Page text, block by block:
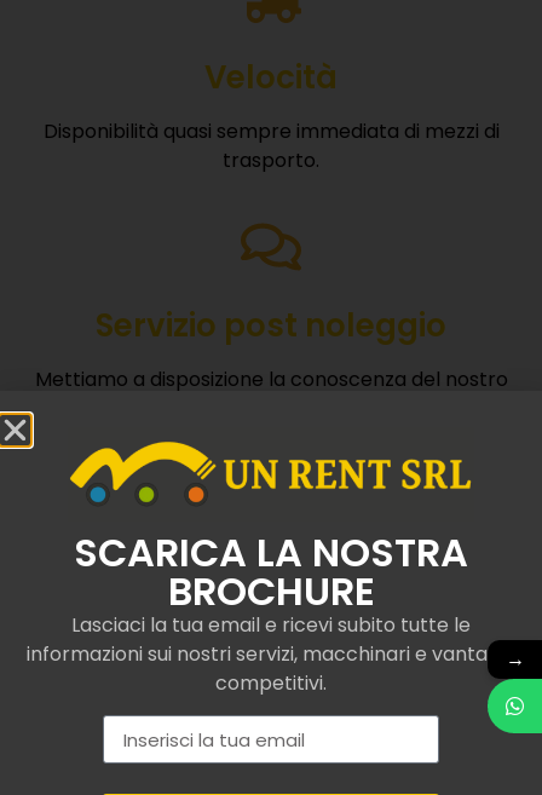
Velocità
Disponibilità quasi sempre immediata di mezzi di
trasporto.
Servizio post noleggio
Mettiamo a disposizione la conoscenza del nostro
Camion con gru e
ribaltabile noleggiati a
Cadeo
→
SCARICA LA NOSTRA
BROCHURE
Lasciaci la tua email e ricevi subito tutte le
informazioni sui nostri servizi, macchinari e vantaggi
competitivi.